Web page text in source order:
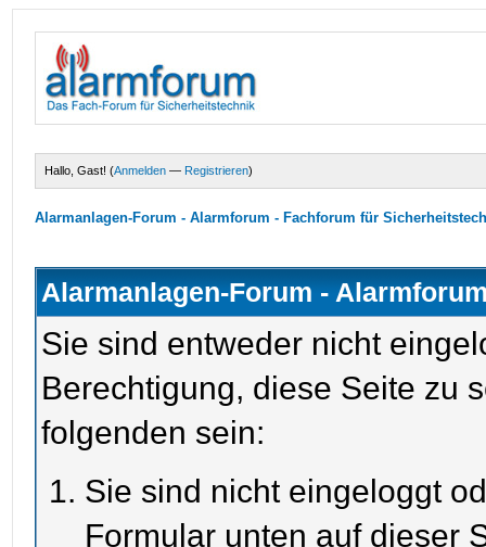
Hallo, Gast! (Anmelden — Registrieren)
Alarmanlagen-Forum - Alarmforum - Fachforum für
Alarmanlagen-Forum -
Sie sind entweder nicht
Berechtigung, diese Seite zu
folgenden sein:
Sie sind nicht eingeloggt
Formular unten auf dieser